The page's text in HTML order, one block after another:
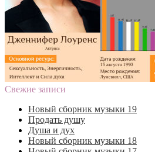
Свежие записи
Новый сборник музыки 19
Продать душу
Душа и дух
Новый сборник музыки 18